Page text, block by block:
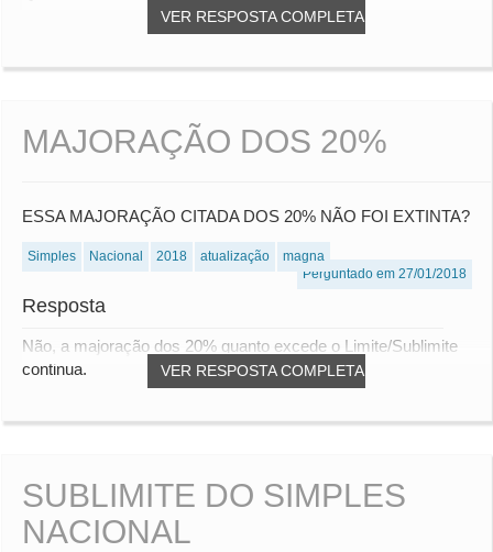
VER RESPOSTA COMPLETA
MAJORAÇÃO DOS 20%
ESSA MAJORAÇÃO CITADA DOS 20% NÃO FOI EXTINTA?
Simples Nacional 2018 atualização
magna
Perguntado em 27/01/2018
Resposta
VER RESPOSTA COMPLETA
Não, a majoração dos 20% quanto excede o Limite/Sublimite
continua.
SUBLIMITE DO SIMPLES
NACIONAL